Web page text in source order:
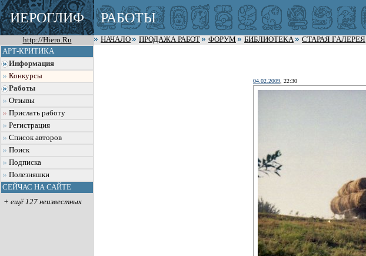
ИЕРОГЛИФ РАБОТЫ
http://Hiero.Ru НАЧАЛО ПРОДАЖА РАБОТ ФОРУМ БИБЛИОТЕКА
СТАРАЯ ГАЛЕРЕЯ
АРТ-КРИТИКА
Информация
Конкурсы
Работы
Отзывы
Прислать работу
Регистрация
Список авторов
Поиск
Подписка
Полезняшки
СЕЙЧАС НА САЙТЕ
+ ещё 127 неизвестных
04.02.2009 , 22:30